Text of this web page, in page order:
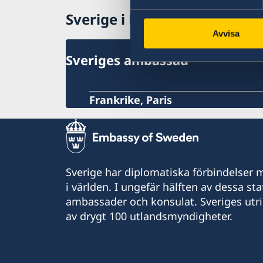
Avvisa
Sverige i Monaco
Sveriges ambassad
Frankrike, Paris
Sverige har diplomatiska förbindelser
i världen. I ungefär hälften av dessa
ambassader och konsulat. Sveriges
av drygt 100 utlandsmyndigheter.